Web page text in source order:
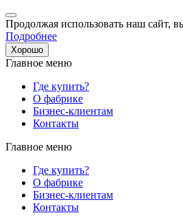
Продолжая использовать наш сайт,
Подробнее
Хорошо
Главное меню
Где купить?
О фабрике
Бизнес-клиентам
Контакты
Главное меню
Где купить?
О фабрике
Бизнес-клиентам
Контакты